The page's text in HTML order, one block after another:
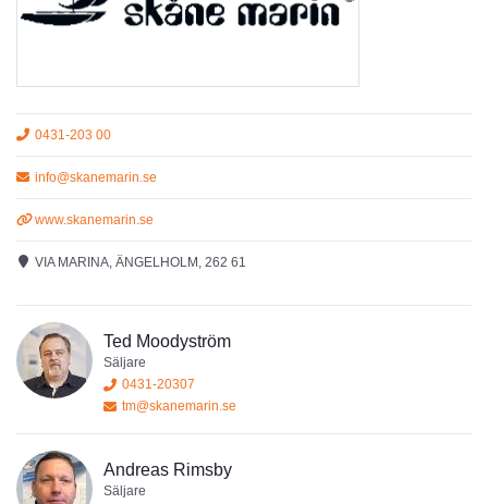
0431-203 00
info@skanemarin.se
www.skanemarin.se
VIA MARINA, ÄNGELHOLM, 262 61
Ted Moodyström
Säljare
0431-20307
tm@skanemarin.se
Andreas Rimsby
Säljare